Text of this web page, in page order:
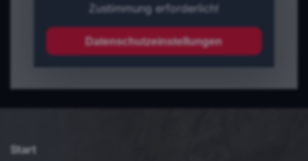
Zustimmung erforderlich!
Datenschutzeinstellungen
Start